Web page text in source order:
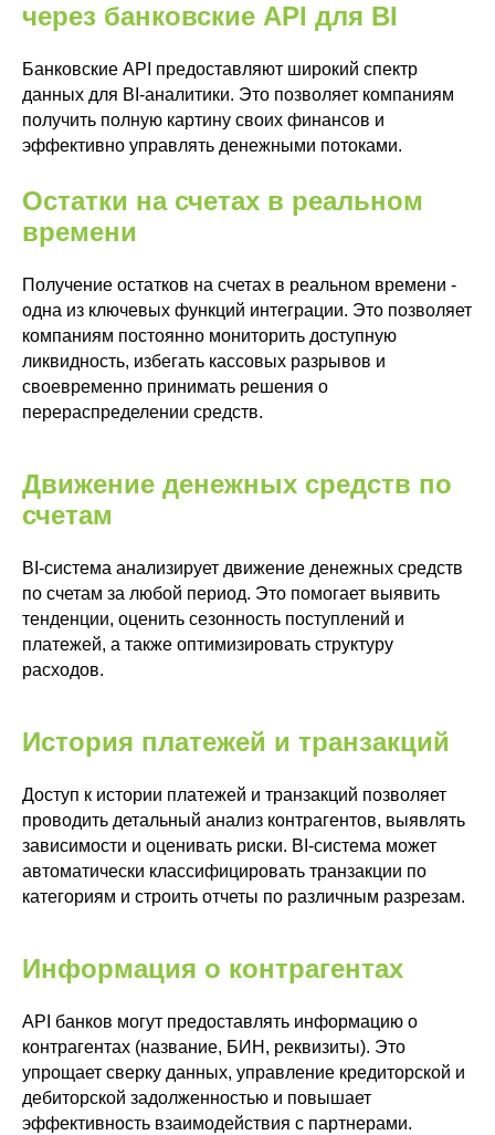
через банковские API для BI
Банковские API предоставляют широкий спектр
данных для BI-аналитики. Это позволяет компаниям
получить полную картину своих финансов и
эффективно управлять денежными потоками.
Остатки на счетах в реальном
времени
Получение остатков на счетах в реальном времени -
одна из ключевых функций интеграции. Это позволяет
компаниям постоянно мониторить доступную
ликвидность, избегать кассовых разрывов и
своевременно принимать решения о
перераспределении средств.
Движение денежных средств по
счетам
BI-система анализирует движение денежных средств
по счетам за любой период. Это помогает выявить
тенденции, оценить сезонность поступлений и
платежей, а также оптимизировать структуру
расходов.
История платежей и транзакций
Доступ к истории платежей и транзакций позволяет
проводить детальный анализ контрагентов, выявлять
зависимости и оценивать риски. BI-система может
автоматически классифицировать транзакции по
категориям и строить отчеты по различным разрезам.
Информация о контрагентах
API банков могут предоставлять информацию о
контрагентах (название, БИН, реквизиты). Это
упрощает сверку данных, управление кредиторской и
дебиторской задолженностью и повышает
эффективность взаимодействия с партнерами.